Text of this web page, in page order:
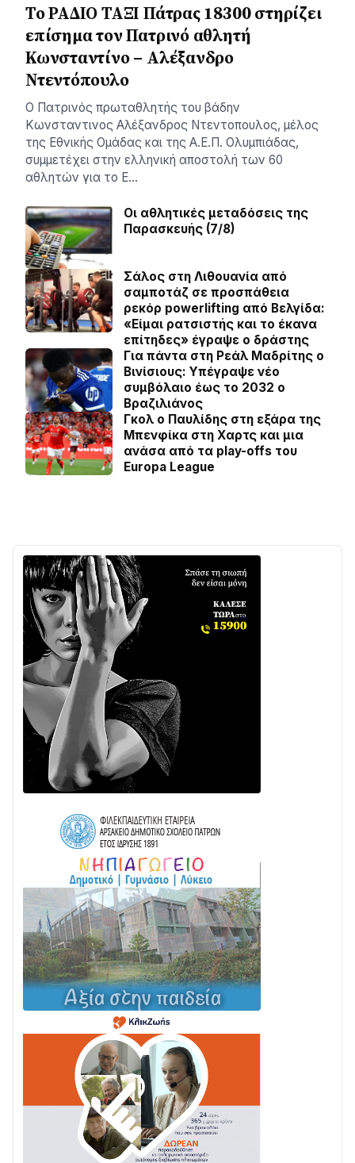
Το ΡΑΔΙΟ ΤΑΞΙ Πάτρας 18300 στηρίζει
επίσημα τον Πατρινό αθλητή
Κωνσταντίνο – Αλέξανδρο
Ντεντόπουλο
Ο Πατρινός πρωταθλητής του βάδην
Κωνσταντινος Αλέξανδρος Ντεντοπουλος, μέλος
της Εθνικής Ομάδας και της Α.Ε.Π. Ολυμπιάδας,
συμμετέχει στην ελληνική αποστολή των 60
αθλητών για το Ε…
Οι αθλητικές μεταδόσεις της
Παρασκευής (7/8)
Σάλος στη Λιθουανία από
σαμποτάζ σε προσπάθεια
ρεκόρ powerlifting από Βελγίδα:
«Είμαι ρατσιστής και το έκανα
επίτηδες» έγραψε ο δράστης
Για πάντα στη Ρεάλ Μαδρίτης ο
Βινίσιους: Yπέγραψε νέο
συμβόλαιο έως το 2032 ο
Βραζιλιάνος
Γκολ ο Παυλίδης στη εξάρα της
Μπενφίκα στη Χαρτς και μια
ανάσα από τα play-offs του
Europa League